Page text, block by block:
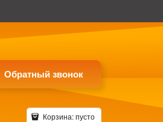
Обратный звонок
Корзина:пусто